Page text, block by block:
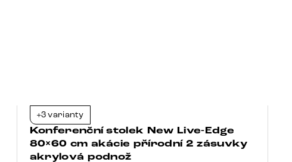
+3 varianty
Konferenční stolek New Live-Edge
80×60 cm akácie přírodní 2 zásuvky
akrylová podnož